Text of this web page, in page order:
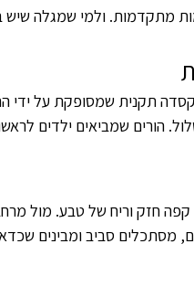
ולמי שמגלה שיש בו
תקנית שמסופקת על ידי
הורים שמביאים ילדים
חזק וריח של טבע. מול
מסתכלים סביב ומבינים